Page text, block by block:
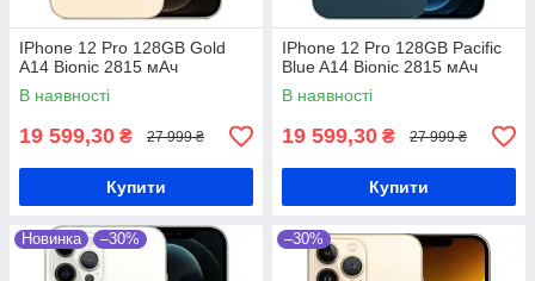
IPhone 12 Pro 128GB Gold
A14 Bionic 2815 мАч
В наявності
19 599,30 ₴ 27 999 ₴
Купити
IPhone 12 Pro 128GB Pacific
Blue A14 Bionic 2815 мАч
В наявності
19 599,30 ₴ 27 999 ₴
Купити
Новинка –30% –30%